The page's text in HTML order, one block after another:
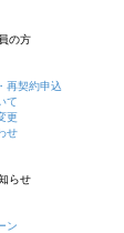
の方
再契約申込
て
更
せ
らせ
ン